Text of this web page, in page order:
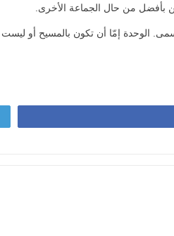
بأفضل من حال الجماعة الأخرى.
الوحدة إمّا أن تكون بالمسيح أو